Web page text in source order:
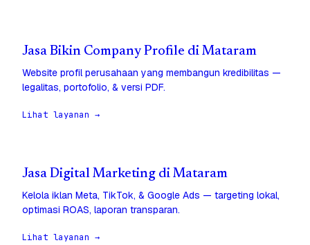
Jasa Bikin Company Profile di Mataram
Website profil perusahaan yang membangun kredibilitas —
legalitas, portofolio, & versi PDF.
Lihat layanan →
Jasa Digital Marketing di Mataram
Kelola iklan Meta, TikTok, & Google Ads — targeting lokal,
optimasi ROAS, laporan transparan.
Lihat layanan →